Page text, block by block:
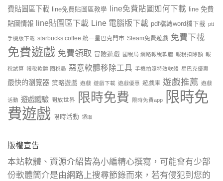
費貼圖區下載
line免費貼圖區教學 line免費貼圖如何下載
line 免費
貼圖情報 line貼圖區下載 Line 電腦版下載 pdf檔轉word檔下載 ptt
手機版下載 starbucks coffee 統一星巴克門市 Steam免費遊戲 免費下載
免費遊戲 免費領取 冒險遊戲 國稅局 網路報稅軟體 報稅扣除額 報
稅試算 報稅軟體 國稅局 惡意軟體移除工具 手機拍照特效軟體 星巴克優惠
最快的瀏覽器 策略遊戲 遊戲 遊戲下載 遊戲優惠 遊戲庫 遊戲推薦 遊戲
活動 遊戲體驗 開放世界 限時免費 限時免費app
限時免
費遊戲 限時活動 領取
版權宣告
本站軟體、資源介紹皆為小編精心撰寫，可能會有少部
份軟體簡介是由網路上搜尋節錄而來，若有侵犯到您的